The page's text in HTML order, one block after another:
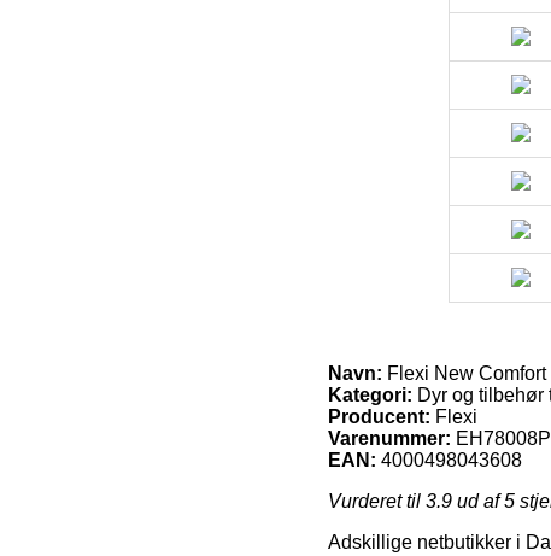
Navn: Flexi New
Kategori: Dyr og
Producent: Flexi
Varenummer: EH78008P
EAN: 4000498043608
Vurderet til 3.9 ud af 5
Adskillige netbutikker i